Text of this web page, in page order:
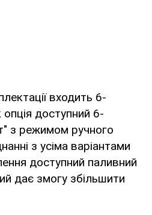
входить 6-
доступний 6-
з режимом ручного
з усіма варіантами
доступний паливний
дає змогу збільшити